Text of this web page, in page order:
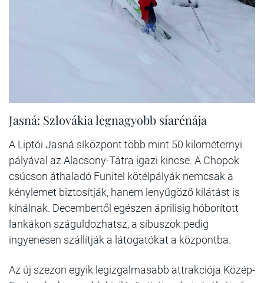
Jasná: Szlovákia legnagyobb síarénája
A Liptói Jasná síközpont több mint 50 kilométernyi
pályával az Alacsony-Tátra igazi kincse. A Chopok
csúcson áthaladó Funitel kötélpályák nemcsak a
kénylemet biztosítják, hanem lenyűgöző kilátást is
kínálnak. Decembertől egészen áprilisig hóborított
lankákon száguldozhatsz, a síbuszok pedig
ingyenesen szállítják a látogatókat a központba.
Az új szezon egyik legizgalmasabb attrakciója Közép-